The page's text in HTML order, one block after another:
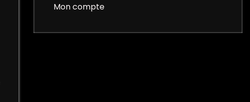
Mon compte